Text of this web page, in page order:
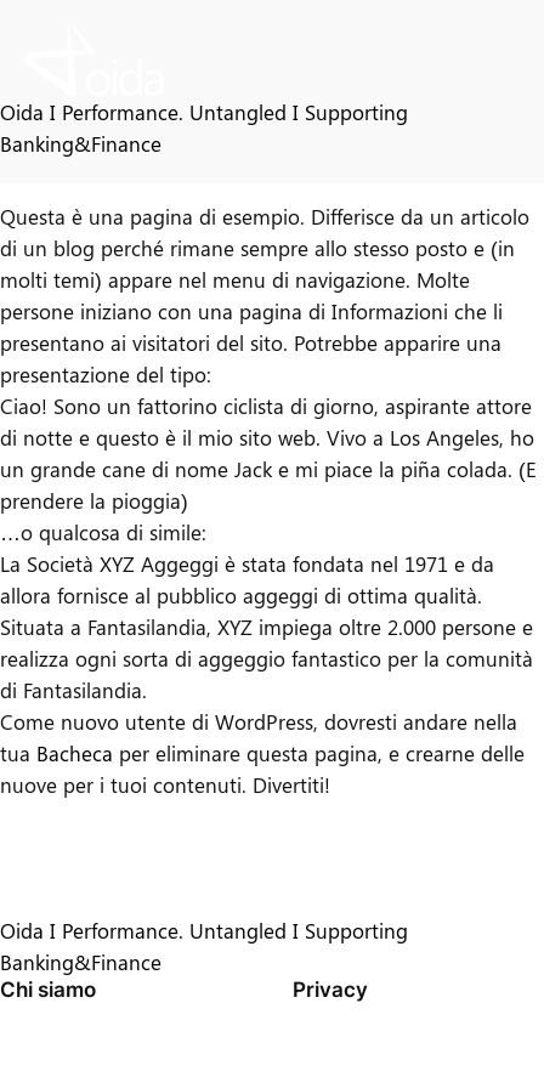
Oida I Performance. Untangled I Supporting
Banking&Finance
Pagina di esempio
Questa è una pagina di esempio. Differisce da un articolo
di un blog perché rimane sempre allo stesso posto e (in
molti temi) appare nel menu di navigazione. Molte
persone iniziano con una pagina di Informazioni che li
presentano ai visitatori del sito. Potrebbe apparire una
presentazione del tipo:
Ciao! Sono un fattorino ciclista di giorno, aspirante attore
di notte e questo è il mio sito web. Vivo a Los Angeles, ho
un grande cane di nome Jack e mi piace la piña colada. (E
prendere la pioggia)
…o qualcosa di simile:
La Società XYZ Aggeggi è stata fondata nel 1971 e da
allora fornisce al pubblico aggeggi di ottima qualità.
Situata a Fantasilandia, XYZ impiega oltre 2.000 persone e
realizza ogni sorta di aggeggio fantastico per la comunità
di Fantasilandia.
Come nuovo utente di WordPress, dovresti andare nella
tua Bacheca per eliminare questa pagina, e crearne delle
nuove per i tuoi contenuti. Divertiti!
Oida I Performance. Untangled I Supporting
Banking&Finance
Chi siamo Privacy